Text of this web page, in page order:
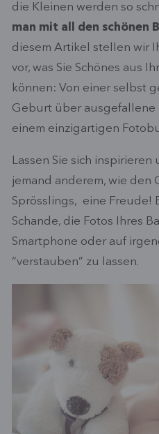
die Kleinen werden so
man mit all den schönen
diesem Artikel stellen wir
vor, was Sie Schönes aus
können: Von einer selbst
Geburt über ausgefallene
einem einzigartigen
Lassen Sie sich inspirieren
jemand anderem, wie den
Sprösslings, eine Freude!
Schande, die Fotos Ihres
Smartphone oder auf
“verstauben” zu lassen.